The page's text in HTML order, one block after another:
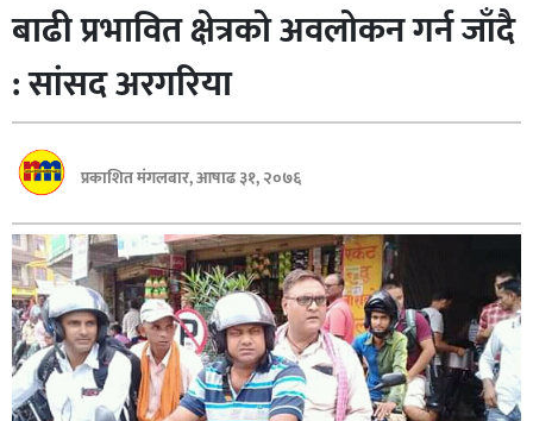
मधेश
प्रदेश
लुम्बिनी
गण्डकी
बागमती
कर्णाली
सुदूरपश्चिम
मधेश
विशेष
बाढी प्रभावित क्षेत्रको अवलोकन गर्न जाँदै
: सांसद अरगरिया
प्रकाशित मंगलबार, आषाढ ३१, २०७६